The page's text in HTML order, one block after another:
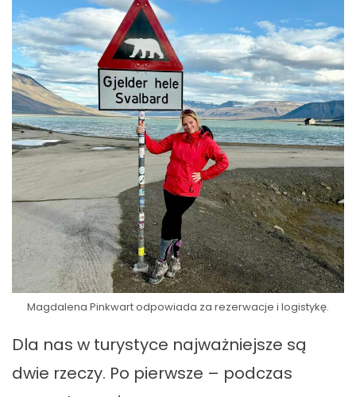
Magdalena Pinkwart odpowiada za rezerwacje i logistykę.
Dla nas w turystyce najważniejsze są
dwie rzeczy. Po pierwsze – podczas